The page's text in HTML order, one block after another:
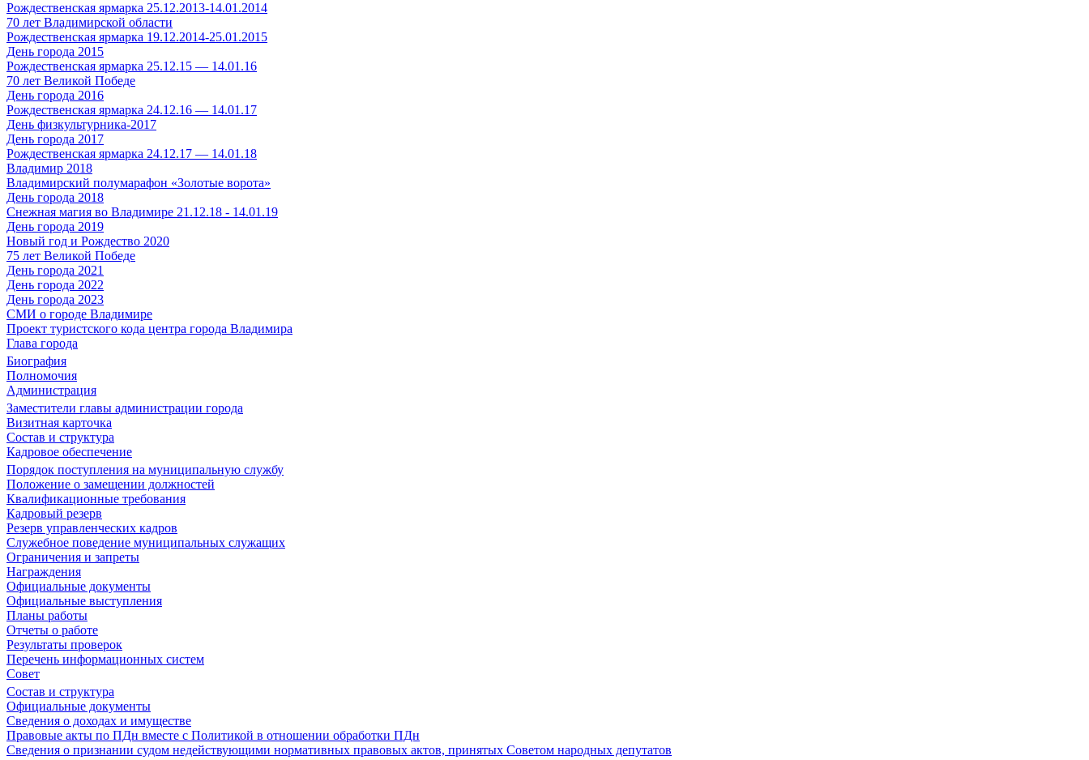
Рождественская ярмарка 25.12.2013-14.01.2014
70 лет Владимирской области
Рождественская ярмарка 19.12.2014-25.01.2015
День города 2015
Рождественская ярмарка 25.12.15 — 14.01.16
70 лет Великой Победе
День города 2016
Рождественская ярмарка 24.12.16 — 14.01.17
День физкультурника-2017
День города 2017
Рождественская ярмарка 24.12.17 — 14.01.18
Владимир 2018
Владимирский полумарафон «Золотые ворота»
День города 2018
Снежная магия во Владимире 21.12.18 - 14.01.19
День города 2019
Новый год и Рождество 2020
75 лет Великой Победе
День города 2021
День города 2022
День города 2023
СМИ о городе Владимире
Проект туристского кода центра города Владимира
Глава города
Биография
Полномочия
Администрация
Заместители главы администрации города
Визитная карточка
Состав и структура
Кадровое обеспечение
Порядок поступления на муниципальную службу
Положение о замещении должностей
Квалификационные требования
Кадровый резерв
Резерв управленческих кадров
Служебное поведение муниципальных служащих
Ограничения и запреты
Награждения
Официальные документы
Официальные выступления
Планы работы
Отчеты о работе
Результаты проверок
Перечень информационных систем
Совет
Состав и структура
Официальные документы
Сведения о доходах и имуществе
Правовые акты по ПДн вместе с Политикой в отношении обработки ПДн
Сведения о признании судом недействующими нормативных правовых актов, принятых Советом народных депутатов